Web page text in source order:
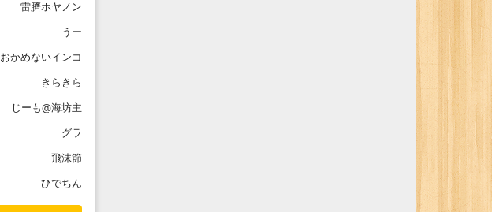
雷臍ホヤノン
うー
おかめないインコ
きらきら
じーも@海坊主
グラ
飛沫節
ひでちん